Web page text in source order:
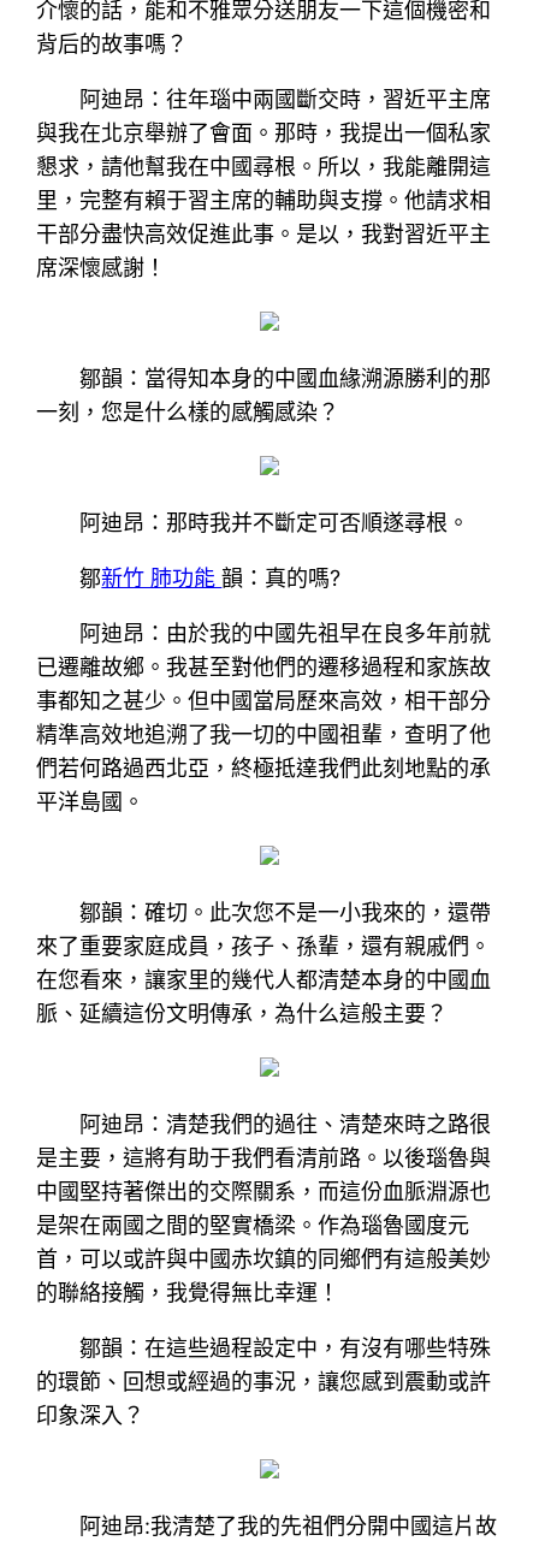
介懷的話，能和不雅眾分送朋友一下這個機密和
背后的故事嗎？
阿迪昂：往年瑙中兩國斷交時，習近平主席
與我在北京舉辦了會面。那時，我提出一個私家
懇求，請他幫我在中國尋根。所以，我能離開這
里，完整有賴于習主席的輔助與支撐。他請求相
干部分盡快高效促進此事。是以，我對習近平主
席深懷感謝！
鄒韻：當得知本身的中國血緣溯源勝利的那
一刻，您是什么樣的感觸感染？
阿迪昂：那時我并不斷定可否順遂尋根。
鄒新竹 肺功能韻：真的嗎?
阿迪昂：由於我的中國先祖早在良多年前就
已遷離故鄉。我甚至對他們的遷移過程和家族故
事都知之甚少。但中國當局歷來高效，相干部分
精準高效地追溯了我一切的中國祖輩，查明了他
們若何路過西北亞，終極抵達我們此刻地點的承
平洋島國。
鄒韻：確切。此次您不是一小我來的，還帶
來了重要家庭成員，孩子、孫輩，還有親戚們。
在您看來，讓家里的幾代人都清楚本身的中國血
脈、延續這份文明傳承，為什么這般主要？
阿迪昂：清楚我們的過往、清楚來時之路很
是主要，這將有助于我們看清前路。以後瑙魯與
中國堅持著傑出的交際關系，而這份血脈淵源也
是架在兩國之間的堅實橋梁。作為瑙魯國度元
首，可以或許與中國赤坎鎮的同鄉們有這般美妙
的聯絡接觸，我覺得無比幸運！
鄒韻：在這些過程設定中，有沒有哪些特殊
的環節、回想或經過的事況，讓您感到震動或許
印象深入？
阿迪昂:我清楚了我的先祖們分開中國這片故